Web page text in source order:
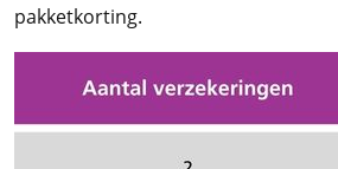
pakketkorting.